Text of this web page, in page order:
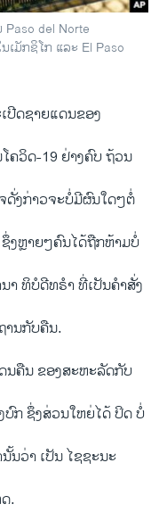
del Norte
ເມັກຊິໂກ ແລະ El Paso
ປີດຊາຍແດນຂອງ
ຄວິດ-19 ຢ່າງຄົບ ຖ້ວນ
ດັ່ງກ່າວຈະບໍ່ມີຜົນໃດໆຕໍ່
ງຫຼາຍໆຄົນໄດ້ຖືກຫ້າມບໍ່
າ ທິບໍດີທຣໍາ ທີ່ເປັນຄຳສັ່ງ
ນກັບຄືນ.
ນຄືນ ຂອງສະຫະລັດກັບ
ກ ຊຶ່ງສ່ວນໃຫຍ່ໄດ້ ປິດ ບໍ່
ນວ່າ ເປັນ ໄຊຊະນະ
.